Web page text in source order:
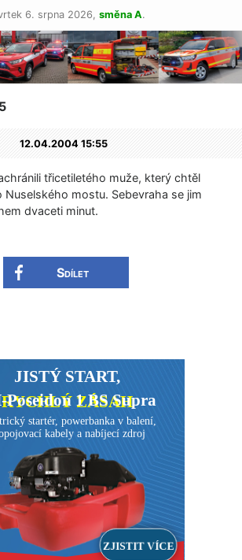
6. srpna 2026, směna A.
12.04.2004 15:55
třicetiletého muže, který chtěl
mostu. Sebevraha se jim
dvaceti minut.
Sdílet